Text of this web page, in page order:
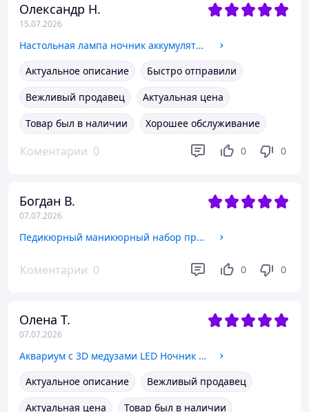
Олександр Н.
15.07.2026
Настольная лампа ночник аккумуляторная 2400 mAh гибкая сенсорная 3 режима света светильник LED 4200K Белый
Актуальное описание
Быстро отправили
Вежливый продавец
Актуальная цена
Товар был в наличии
Хорошее обслуживание
Коментарии 0 0 0
Богдан В.
07.07.2026
Педикюрный маникюрный набор профессиональный 22 предмета для маникюра многофункциональный MANICURE медицинская
Коментарии 0 0 0
Олена Т.
07.07.2026
Аквариум с 3D медузами LED Ночник 16 цветов лавовая лампа 30 см с пультом управления Черный
Актуальное описание
Вежливый продавец
Актуальная цена
Товар был в наличии